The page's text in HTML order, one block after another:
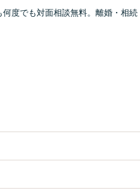
度でも対面相談無料。離婚・相続